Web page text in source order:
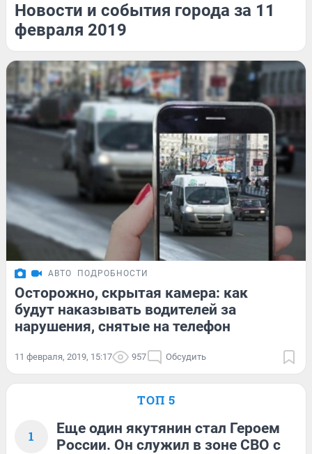
Новости и события города за 11
февраля 2019
АВТО ПОДРОБНОСТИ
Осторожно, скрытая камера: как
будут наказывать водителей за
нарушения, снятые на телефон
11 февраля, 2019, 15:17 957 Обсудить
ТОП 5
1
Еще один якутянин стал Героем
России. Он служил в зоне СВО с